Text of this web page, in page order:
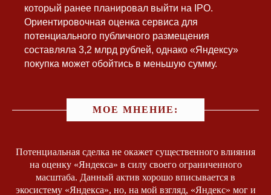
который ранее планировал выйти на IPO.
Ориентировочная оценка сервиса для
потенциального публичного размещения
составляла 3,2 млрд рублей, однако «Яндексу»
покупка может обойтись в меньшую сумму.
МОЕ МНЕНИЕ:
Потенциальная сделка не окажет существенного влияния
на оценку «Яндекса» в силу своего ограниченного
масштаба. Данный актив хорошо вписывается в
экосистему «Яндекса», но, на мой взгляд, «Яндекс» мог и